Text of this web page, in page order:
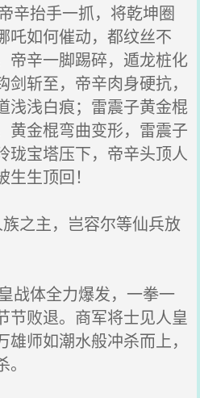
辛抬手一抓，将乾坤圈
吒如何催动，都纹丝不
帝辛一脚踢碎，遁龙桩化
斩至，帝辛肉身硬抗，
浅浅白痕；雷震子黄金棍
黄金棍弯曲变形，雷震子
珑宝塔压下，帝辛头顶人
生顶回！
之主，岂容尔等仙兵放
战体全力爆发，一拳一
节败退。商军将士见人皇
师如潮水般冲杀而上，